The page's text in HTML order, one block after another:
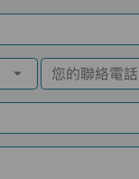
您的聯絡電話